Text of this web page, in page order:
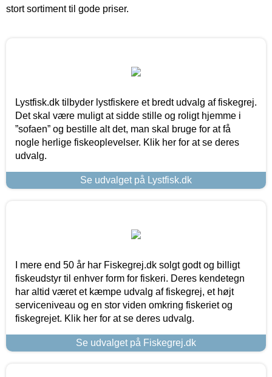
stort sortiment til gode priser.
Lystfisk.dk tilbyder lystfiskere et bredt udvalg af fiskegrej.
Det skal være muligt at sidde stille og roligt hjemme i
”sofaen” og bestille alt det, man skal bruge for at få
nogle herlige fiskeoplevelser. Klik her for at se deres
udvalg.
Se udvalget på Lystfisk.dk
I mere end 50 år har Fiskegrej.dk solgt godt og billigt
fiskeudstyr til enhver form for fiskeri. Deres kendetegn
har altid været et kæmpe udvalg af fiskegrej, et højt
serviceniveau og en stor viden omkring fiskeriet og
fiskegrejet. Klik her for at se deres udvalg.
Se udvalget på Fiskegrej.dk